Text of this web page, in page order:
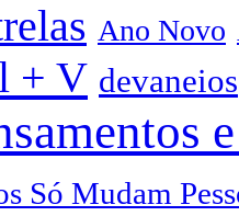
Ano Novo
+ V devaneios
Só Mudam